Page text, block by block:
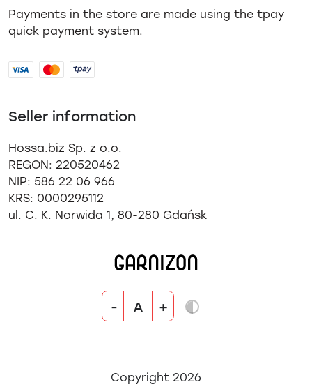
- A +
Payments in the store are made using the tpay
quick payment system.
Seller information
Hossa.biz Sp. z o.o.
REGON: 220520462
NIP: 586 22 06 966
KRS: 0000295112
ul. C. K. Norwida 1, 80-280 Gdańsk
Copyright 2026